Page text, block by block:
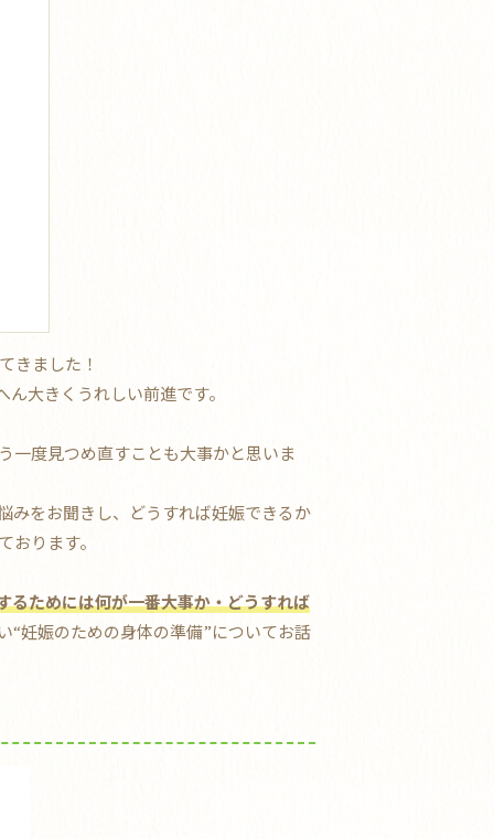
きました！
大きくうれしい前進です。
一度見つめ直すことも大事かと思いま
みをお聞きし、どうすれば妊娠できるか
ります。
るためには何が一番大事か・どうすれば
“妊娠のための身体の準備”についてお話